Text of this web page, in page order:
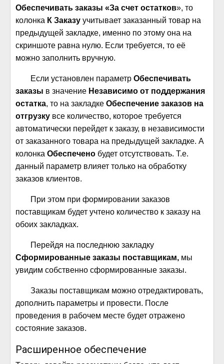
Обеспечивать заказы «За счет остатков», то
колонка К Заказу учитывает заказанный товар на
предыдущей закладке, именно по этому она на
скриншоте равна нулю. Если требуется, то её
можно заполнить вручную.
Если установлен параметр Обеспечивать
заказы в значение Независимо от поддержания
остатка, то на закладке Обеспечение заказов на
отгрузку все количество, которое требуется
автоматически перейдет к заказу, в независимости
от заказанного товара на предыдущей закладке. А
колонка Обеспечено будет отсутствовать. Т.е.
данный параметр влияет только на обработку
заказов клиентов.
При этом при формировании заказов
поставщикам будет учтено количество к заказу на
обоих закладках.
Перейдя на последнюю закладку
Сформированные заказы поставщикам, мы
увидим собственно сформированные заказы.
Заказы поставщикам можно отредактировать,
дополнить параметры и провести. После
проведения в рабочем месте будет отражено
состояние заказов.
Расширенное обеспечение